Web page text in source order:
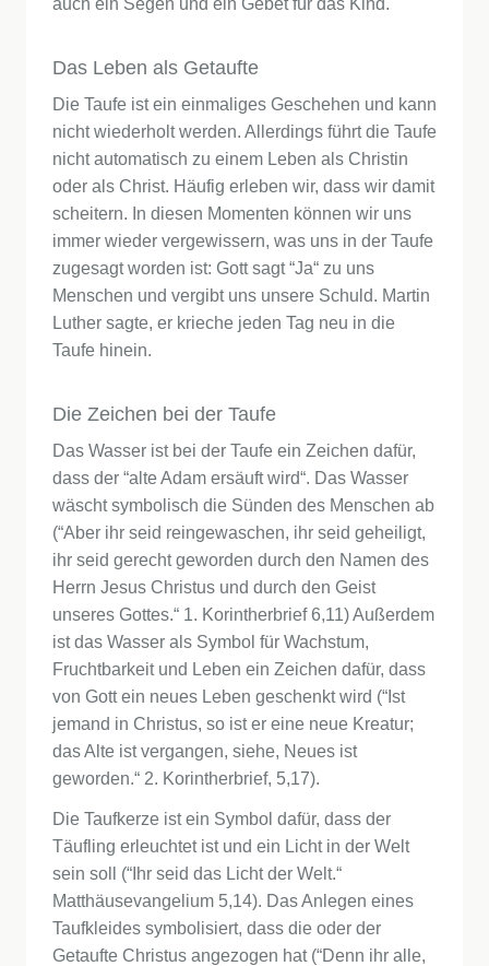
auch ein Segen und ein Gebet für das Kind.
Das Leben als Getaufte
Die Taufe ist ein einmaliges Geschehen und kann
nicht wiederholt werden. Allerdings führt die Taufe
nicht automatisch zu einem Leben als Christin
oder als Christ. Häufig erleben wir, dass wir damit
scheitern. In diesen Momenten können wir uns
immer wieder vergewissern, was uns in der Taufe
zugesagt worden ist: Gott sagt “Ja“ zu uns
Menschen und vergibt uns unsere Schuld. Martin
Luther sagte, er krieche jeden Tag neu in die
Taufe hinein.
Die Zeichen bei der Taufe
Das Wasser ist bei der Taufe ein Zeichen dafür,
dass der “alte Adam ersäuft wird“. Das Wasser
wäscht symbolisch die Sünden des Menschen ab
(“Aber ihr seid reingewaschen, ihr seid geheiligt,
ihr seid gerecht geworden durch den Namen des
Herrn Jesus Christus und durch den Geist
unseres Gottes.“ 1. Korintherbrief 6,11) Außerdem
ist das Wasser als Symbol für Wachstum,
Fruchtbarkeit und Leben ein Zeichen dafür, dass
von Gott ein neues Leben geschenkt wird (“Ist
jemand in Christus, so ist er eine neue Kreatur;
das Alte ist vergangen, siehe, Neues ist
geworden.“ 2. Korintherbrief, 5,17).
Die Taufkerze ist ein Symbol dafür, dass der
Täufling erleuchtet ist und ein Licht in der Welt
sein soll (“Ihr seid das Licht der Welt.“
Matthäusevangelium 5,14). Das Anlegen eines
Taufkleides symbolisiert, dass die oder der
Getaufte Christus angezogen hat (“Denn ihr alle,